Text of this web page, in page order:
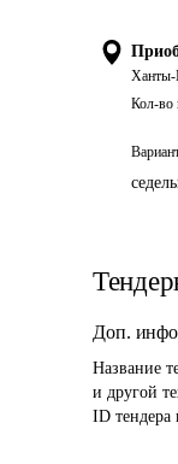
Ханты-
Кол-во
Доп.
Название
и другой
ID тендера